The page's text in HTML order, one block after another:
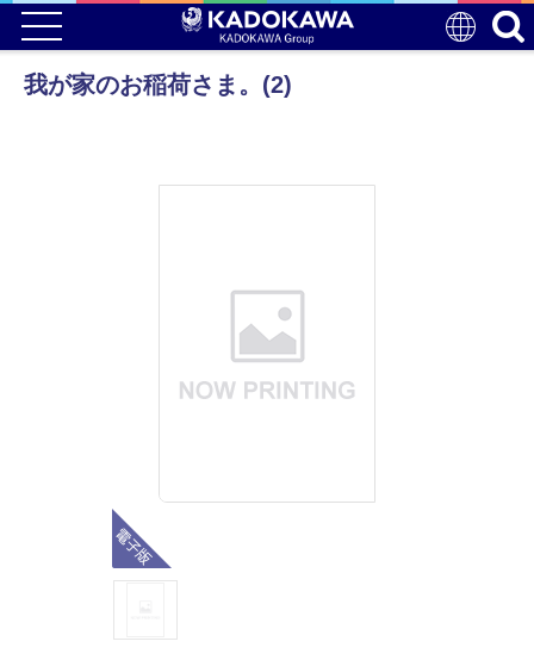
我が家のお稲荷さま。(2)